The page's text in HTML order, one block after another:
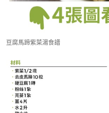
豆腐馬蹄紫菜湯食譜